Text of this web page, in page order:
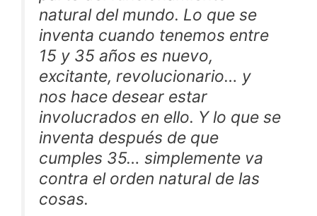
natural del mundo. Lo que se
inventa cuando tenemos entre
15 y 35 años es nuevo,
excitante, revolucionario… y
nos hace desear estar
involucrados en ello. Y lo que se
inventa después de que
cumples 35… simplemente va
contra el orden natural de las
cosas.